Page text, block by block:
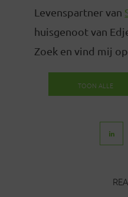
Levenspartner van
huisgenoot van
Zoek en vind mij op
TOON ALLE